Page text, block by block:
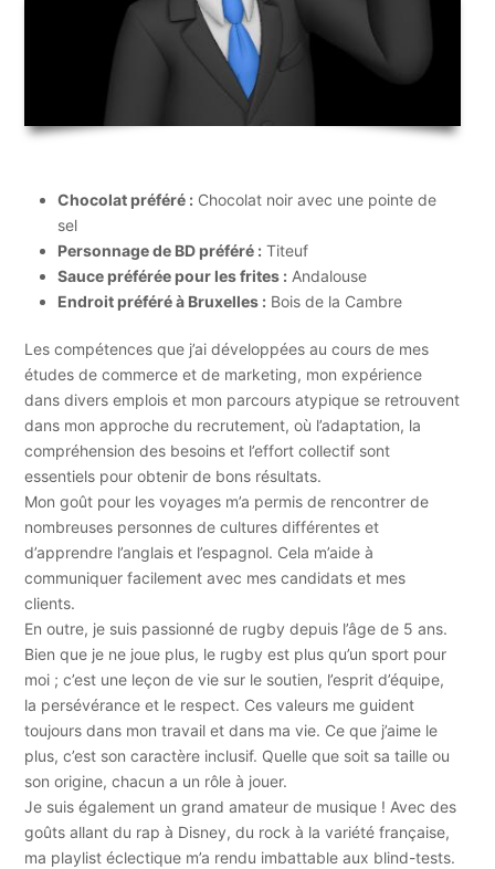
Chocolat préféré : Chocolat noir avec une pointe de
sel
Personnage de BD préféré : Titeuf
Sauce préférée pour les frites : Andalouse
Endroit préféré à Bruxelles : Bois de la Cambre
Les compétences que j’ai développées au cours de mes
études de commerce et de marketing, mon expérience
dans divers emplois et mon parcours atypique se retrouvent
dans mon approche du recrutement, où l’adaptation, la
compréhension des besoins et l’effort collectif sont
essentiels pour obtenir de bons résultats.
Mon goût pour les voyages m’a permis de rencontrer de
nombreuses personnes de cultures différentes et
d’apprendre l’anglais et l’espagnol. Cela m’aide à
communiquer facilement avec mes candidats et mes
clients.
En outre, je suis passionné de rugby depuis l’âge de 5 ans.
Bien que je ne joue plus, le rugby est plus qu’un sport pour
moi ; c’est une leçon de vie sur le soutien, l’esprit d’équipe,
la persévérance et le respect. Ces valeurs me guident
toujours dans mon travail et dans ma vie. Ce que j’aime le
plus, c’est son caractère inclusif. Quelle que soit sa taille ou
son origine, chacun a un rôle à jouer.
Je suis également un grand amateur de musique ! Avec des
goûts allant du rap à Disney, du rock à la variété française,
ma playlist éclectique m’a rendu imbattable aux blind-tests.